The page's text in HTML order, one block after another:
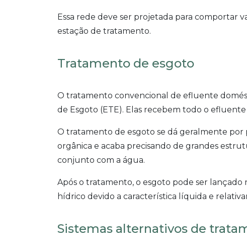
Essa rede deve ser projetada para comportar
estação de tratamento.
Tratamento de esgoto
O tratamento convencional de efluente
de Esgoto (ETE). Elas recebem todo o efluente
O tratamento de esgoto se dá geralmente por
orgânica e acaba precisando de grandes
conjunto com a água.
Após o tratamento, o esgoto pode ser
hídrico devido a característica líquida e
Sistemas alternativos de